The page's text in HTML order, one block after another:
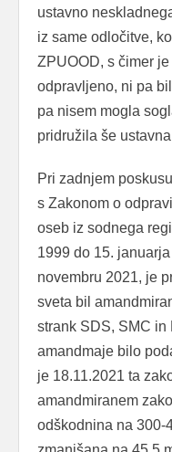
ustavno
iz same odločitve,
ZPUOOD, s čimer
odpravljeno, ni pa
pa nisem mogla
pridružila še
Pri zadnjem
s Zakonom o
oseb iz sodnega
1999 do 15.
novembru 2021, je
sveta bil
strank SDS, SMC in
amandmaje bilo
je 18.11.2021 ta
amandmiranem
odškodnina na 300-